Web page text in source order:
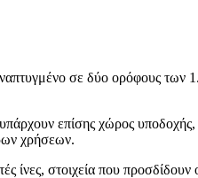
σε δύο ορόφους
επίσης χώρος
χρήσεων.
στοιχεία που